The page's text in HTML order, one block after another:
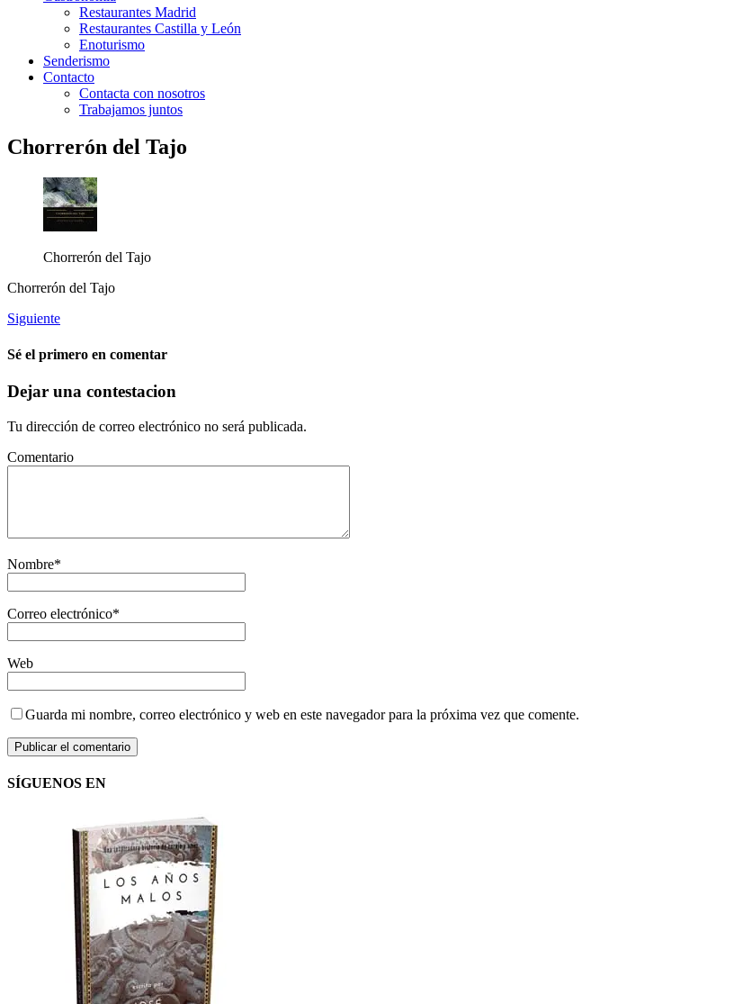
Restaurantes Madrid
Restaurantes Castilla y León
Enoturismo
Senderismo
Contacto
Contacta con nosotros
Trabajamos juntos
Chorrerón del Tajo
Chorrerón del Tajo
Chorrerón del Tajo
Siguiente
Sé el primero en comentar
Dejar una contestacion
Tu dirección de correo electrónico no será publicada.
Comentario
Nombre*
Correo electrónico*
Web
Guarda mi nombre, correo electrónico y web en este navegador para la próxima vez que comente.
SÍGUENOS EN